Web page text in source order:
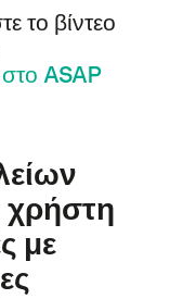
το βίντεο
ASAP
χρήστη
με